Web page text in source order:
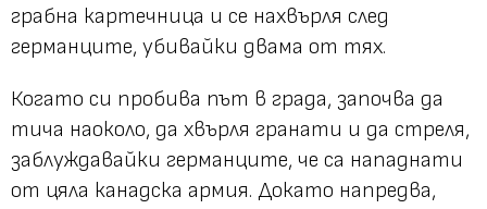
грабна картечница и се нахвърля след
германците, убивайки двама от тях.
Когато си пробива път в града, започва да
тича наоколо, да хвърля гранати и да стреля,
заблуждавайки германците, че са нападнати
от цяла канадска армия. Докато напредва,